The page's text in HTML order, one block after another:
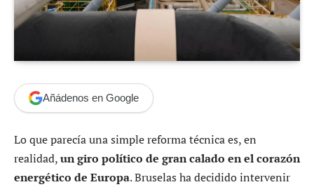
Añádenos en Google
Lo que parecía una simple reforma técnica es, en
realidad,un giro político de gran calado en el corazón
energético de Europa. Bruselas ha decidido intervenir